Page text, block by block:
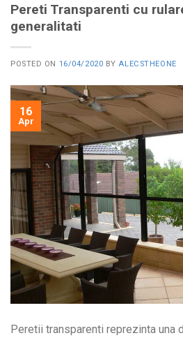
Pereti Transparenti cu
generalitati
POSTED ON 16/04/2020 BYALECSTHEONE
16
Apr
Peretii transparenti reprezinta una